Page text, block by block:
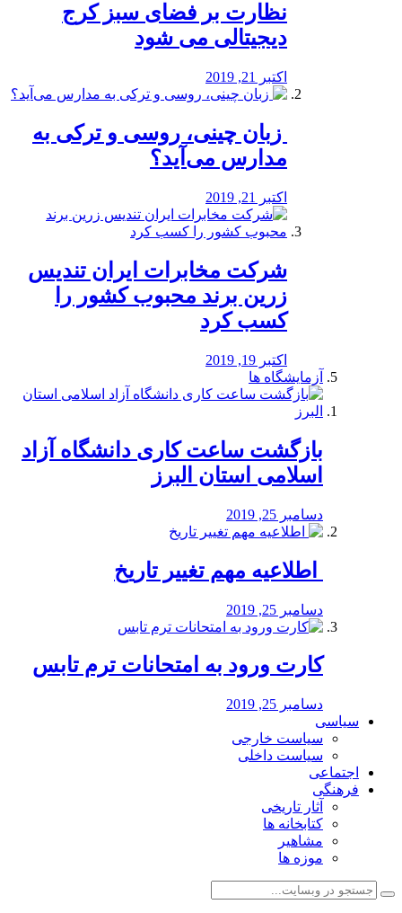
نظارت بر فضای سبز کرج
دیجیتالی می شود
اکتبر 21, 2019
️ زبان چینی، روسی و ترکی به
مدارس می‌آید؟
اکتبر 21, 2019
شرکت مخابرات ایران تندیس
زرین برند محبوب کشور را
کسب کرد
اکتبر 19, 2019
آزمایشگاه ها
بازگشت ساعت کاری دانشگاه آزاد
اسلامی استان البرز
دسامبر 25, 2019
️ اطلاعیه مهم تغییر تاریخ
دسامبر 25, 2019
کارت ورود به امتحانات ترم تابس
دسامبر 25, 2019
سیاسی
سیاست خارجی
سیاست داخلی
اجتماعی
فرهنگی
آثار تاریخی
کتابخانه ها
مشاهیر
موزه ها